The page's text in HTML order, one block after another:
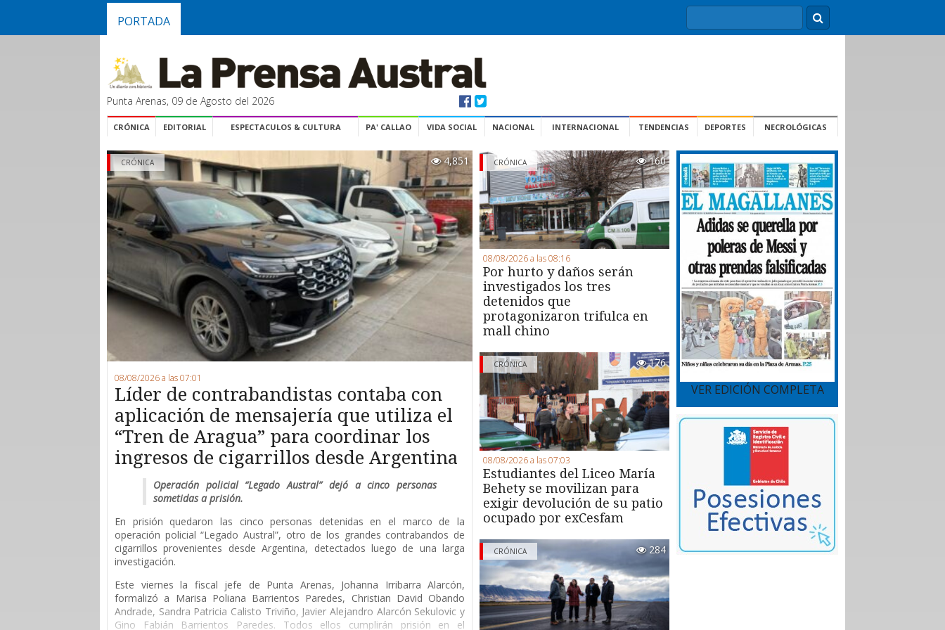
PORTADA
Punta Arenas, 09 de Agosto del 2026
CRÓNICA EDITORIAL ESPECTACULOS & CULTURA PA' CALLAO VIDA SOCIAL NACIONAL INTERNACIONAL TENDENCIAS DEPORTES NECROLÓGICAS
4,851
CRÓNICA
08/08/2026 a las 07:01
Líder de contrabandistas contaba con
aplicación de mensajería que utiliza el
“Tren de Aragua” para coordinar los
ingresos de cigarrillos desde Argentina
Operación policial “Legado Austral” dejó a cinco personas
sometidas a prisión.
En prisión quedaron las cinco personas detenidas en el marco de la
operación policial “Legado Austral”, otro de los grandes contrabandos de
cigarrillos provenientes desde Argentina, detectados luego de una larga
investigación.
Este viernes la fiscal jefe de Punta Arenas, Johanna Irribarra Alarcón,
formalizó a Marisa Poliana Barrientos Paredes, Christian David Obando
Andrade, Sandra Patricia Calisto Triviño, Javier Alejandro Alarcón Sekulovic y
Gino Fabián Barrientos Paredes. Todos ellos cumplirán prisión en el
CRÓNICA 160
08/08/2026 a las 08:16
Por hurto y daños serán
investigados los tres
detenidos que
protagonizaron trifulca en
mall chino
CRÓNICA 176
08/08/2026 a las 07:03
Estudiantes del Liceo María
Behety se movilizan para
exigir devolución de su patio
ocupado por exCesfam
CRÓNICA 284
VER EDICIÓN COMPLETA